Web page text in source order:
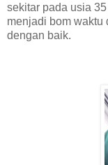
sekitar pada usia
menjadi bom waktu
dengan baik.